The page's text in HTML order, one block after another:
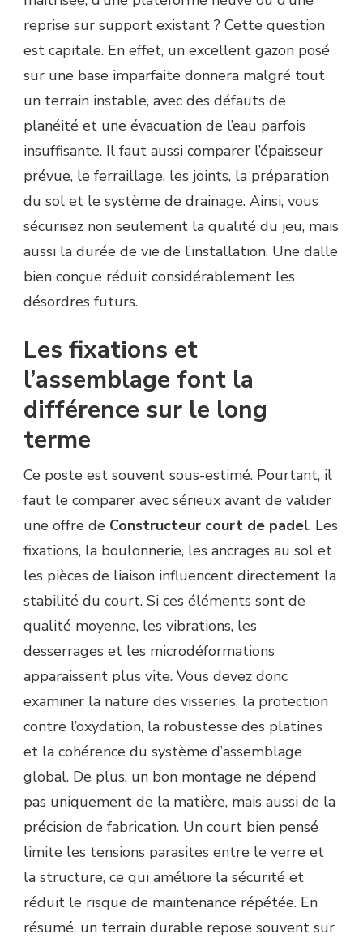
reprise sur support existant ? Cette question
est capitale. En effet, un excellent gazon posé
sur une base imparfaite donnera malgré tout
un terrain instable, avec des défauts de
planéité et une évacuation de l’eau parfois
insuffisante. Il faut aussi comparer l’épaisseur
prévue, le ferraillage, les joints, la préparation
du sol et le système de drainage. Ainsi, vous
sécurisez non seulement la qualité du jeu, mais
aussi la durée de vie de l’installation. Une dalle
bien conçue réduit considérablement les
désordres futurs.
Les fixations et
l’assemblage font la
différence sur le long
terme
Ce poste est souvent sous-estimé. Pourtant, il
faut le comparer avec sérieux avant de valider
une offre de Constructeur court de padel. Les
fixations, la boulonnerie, les ancrages au sol et
les pièces de liaison influencent directement la
stabilité du court. Si ces éléments sont de
qualité moyenne, les vibrations, les
desserrages et les microdéformations
apparaissent plus vite. Vous devez donc
examiner la nature des visseries, la protection
contre l’oxydation, la robustesse des platines
et la cohérence du système d’assemblage
global. De plus, un bon montage ne dépend
pas uniquement de la matière, mais aussi de la
précision de fabrication. Un court bien pensé
limite les tensions parasites entre le verre et
la structure, ce qui améliore la sécurité et
réduit le risque de maintenance répétée. En
résumé, un terrain durable repose souvent sur